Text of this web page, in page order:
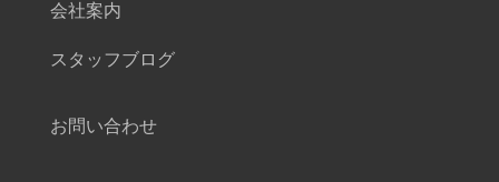
会社案内
スタッフブログ
お問い合わせ